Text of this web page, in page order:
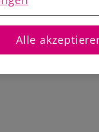
Alle